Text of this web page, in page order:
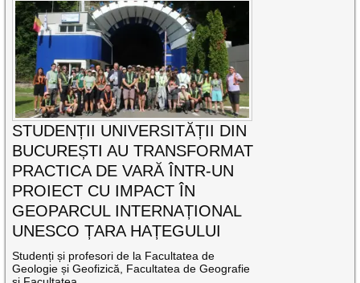
STUDENȚII UNIVERSITĂȚII DIN
BUCUREȘTI AU TRANSFORMAT
PRACTICA DE VARĂ ÎNTR-UN
PROIECT CU IMPACT ÎN
GEOPARCUL INTERNAȚIONAL
UNESCO ȚARA HAȚEGULUI
Studenți și profesori de la Facultatea de
Geologie și Geofizică, Facultatea de Geografie